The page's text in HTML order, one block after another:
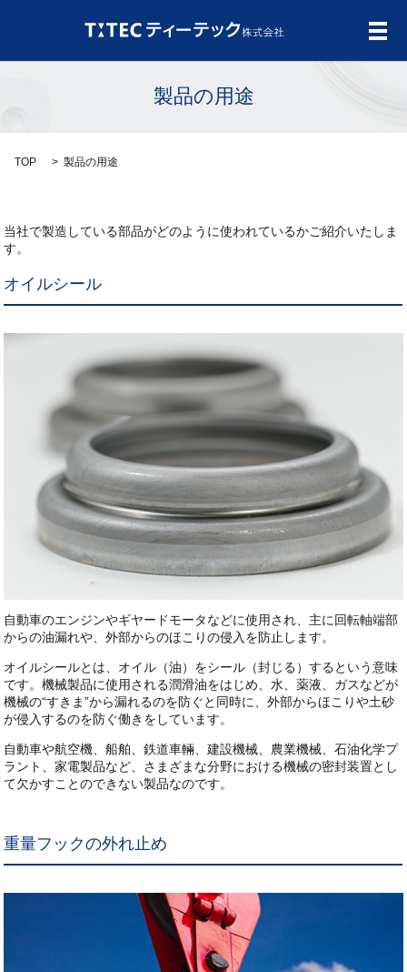
メ
製品の用途
TOP 製品の用途
当社で製造している部品がどのように使われているかご紹介いたしま
す。
オイルシール
自動車のエンジンやギヤードモータなどに使用され、主に回転軸端部
からの油漏れや、外部からのほこりの侵入を防止します。
オイルシールとは、オイル（油）をシール（封じる）するという意味
です。機械製品に使用される潤滑油をはじめ、水、薬液、ガスなどが
機械の“すきま”から漏れるのを防ぐと同時に、外部からほこりや土砂
が侵入するのを防ぐ働きをしています。
自動車や航空機、船舶、鉄道車輛、建設機械、農業機械、石油化学プ
ラント、家電製品など、さまざまな分野における機械の密封装置とし
て欠かすことのできない製品なのです。
重量フックの外れ止め